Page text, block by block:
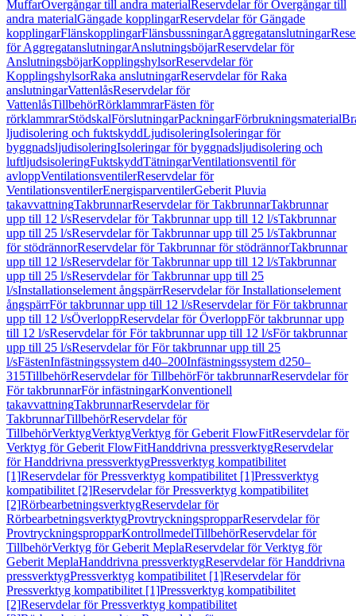
MuffarÖvergångar till andra materialReservdelar för Övergångar till
andra materialGängade kopplingarReservdelar för Gängade
kopplingarFlänskopplingarFlänsbussningarAggregatanslutningar
för AggregatanslutningarAnslutningsböjarReservdelar för
AnslutningsböjarKopplingshylsorReservdelar för
KopplingshylsorRaka anslutningarReservdelar för Raka
anslutningarVattenlåsReservdelar för
VattenlåsTillbehörRörklammrarFästen för
rörklammrarStödskalFörslutningarPackningarFörbrukningsmaterial
ljudisolering och fuktskyddLjudisoleringIsoleringar för
byggnadsljudisoleringIsoleringar för byggnadsljudisolering och
luftljudsisoleringFuktskyddTätningarVentilationsventil för
avloppVentilationsventilerReservdelar för
VentilationsventilerEnergisparventilerGeberit Pluvia
takavvattningTakbrunnarReservdelar för TakbrunnarTakbrunnar
upp till 12 l/sReservdelar för Takbrunnar upp till 12 l/sTakbrunnar
upp till 25 l/sReservdelar för Takbrunnar upp till 25 l/sTakbrunnar
för stödrännorReservdelar för Takbrunnar för stödrännorTakbrunnar
upp till 12 l/sReservdelar för Takbrunnar upp till 12 l/sTakbrunnar
upp till 25 l/sReservdelar för Takbrunnar upp till 25
l/sInstallationselement ångspärrReservdelar för Installationselement
ångspärrFör takbrunnar upp till 12 l/sReservdelar för För takbrunnar
upp till 12 l/sÖverloppReservdelar för ÖverloppFör takbrunnar upp
till 12 l/sReservdelar för För takbrunnar upp till 12 l/sFör takbrunnar
upp till 25 l/sReservdelar för För takbrunnar upp till 25
l/sFästenInfästningssystem d40–200Infästningssystem d250–
315TillbehörReservdelar för TillbehörFör takbrunnarReservdelar för
För takbrunnarFör infästningarKonventionell
takavvattningTakbrunnarReservdelar för
TakbrunnarTillbehörReservdelar för
TillbehörVerktygVerktygVerktyg för Geberit FlowFitReservdelar för
Verktyg för Geberit FlowFitHanddrivna pressverktygReservdelar
för Handdrivna pressverktygPressverktyg kompatibilitet
[1]Reservdelar för Pressverktyg kompatibilitet [1]Pressverktyg
kompatibilitet [2]Reservdelar för Pressverktyg kompatibilitet
[2]RörbearbetningsverktygReservdelar för
RörbearbetningsverktygProvtryckningspropparReservdelar för
ProvtryckningspropparKontrollmedelTillbehörReservdelar för
TillbehörVerktyg för Geberit MeplaReservdelar för Verktyg för
Geberit MeplaHanddrivna pressverktygReservdelar för Handdrivna
pressverktygPressverktyg kompatibilitet [1]Reservdelar för
Pressverktyg kompatibilitet [1]Pressverktyg kompatibilitet
[2]Reservdelar för Pressverktyg kompatibilitet